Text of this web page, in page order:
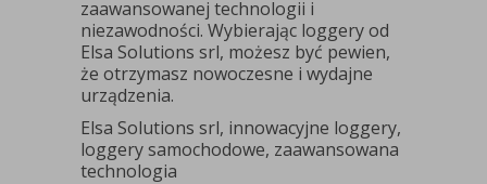
zaawansowanej technologii i
niezawodności. Wybierając loggery od
Elsa Solutions srl, możesz być pewien,
że otrzymasz nowoczesne i wydajne
urządzenia.
Elsa Solutions srl, innowacyjne loggery,
loggery samochodowe, zaawansowana
technologia